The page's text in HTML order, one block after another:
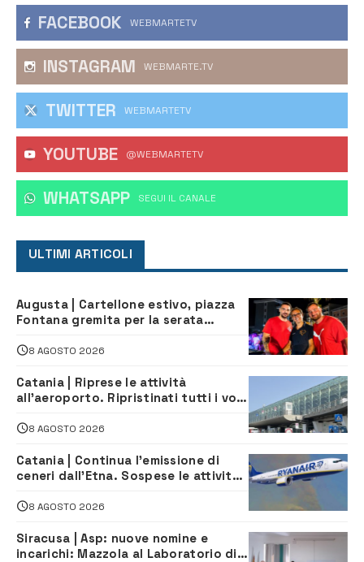
FACEBOOK WEBMARTETV
INSTAGRAM WEBMARTE.TV
TWITTER WEBMARTETV
YOUTUBE @WEBMARTETV
WHATSAPP ‎SEGUI IL CANALE
ULTIMI ARTICOLI
Augusta | Cartellone estivo, piazza
Fontana gremita per la serata
8 AGOSTO 2026
Catania | Riprese le attività
all’aeroporto. Ripristinati tutti i voli
8 AGOSTO 2026
Catania | Continua l’emissione di
ceneri dall’Etna. Sospese le attività
8 AGOSTO 2026
Siracusa | Asp: nuove nomine e
incarichi: Mazzola al Laboratorio di